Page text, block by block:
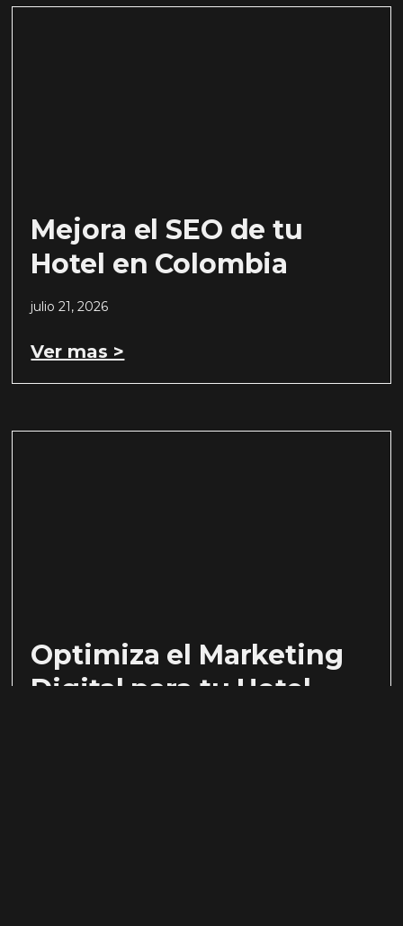
Mejora el SEO de tu
Hotel en Colombia
julio 21, 2026
Ver mas >
Optimiza el Marketing
Digital para tu Hotel